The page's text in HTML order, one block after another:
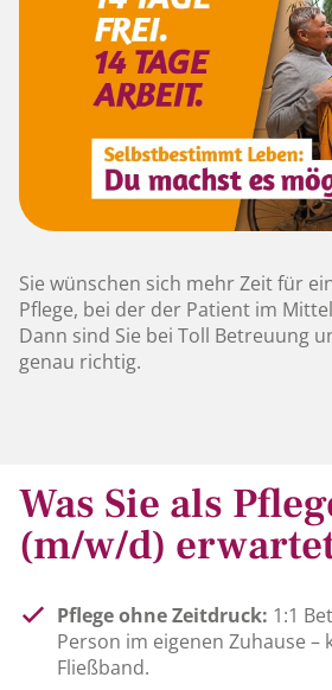
Sie wünschen sich mehr Zeit für
Pflege, bei der der Patient im
Dann sind Sie bei Toll Betreuung
genau richtig.
Was Sie als
(m/w/d)
Pflege ohne Zeitdruck: 1:1
Person im eigenen Zuhause –
Fließband.